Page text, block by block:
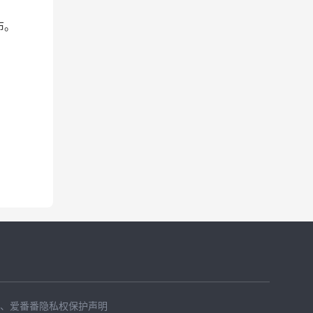
、 爱番番隐私权保护声明